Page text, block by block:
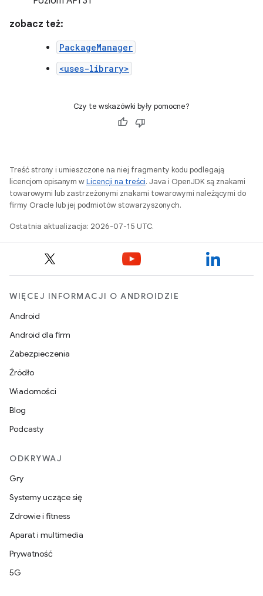
zobacz też:
PackageManager
<uses-library>
Czy te wskazówki były pomocne?
Treść strony i umieszczone na niej fragmenty kodu podlegają
licencjom opisanym wLicencji na treści. Java i OpenJDK są znakami
towarowymi lub zastrzeżonymi znakami towarowymi należącymi do
firmy Oracle lub jej podmiotów stowarzyszonych.
Ostatnia aktualizacja: 2026-07-15 UTC.
WIĘCEJ INFORMACJI O ANDROIDZIE
Android
Android dla firm
Zabezpieczenia
Źródło
Wiadomości
Blog
Podcasty
ODKRYWAJ
Gry
Systemy uczące się
Zdrowie i fitness
Aparat i multimedia
Prywatność
5G